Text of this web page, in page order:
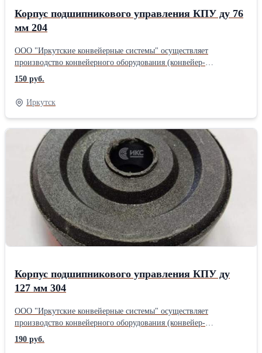
Корпус подшипникового управления КПУ ду 76
мм 204
ООО "Иркутские конвейерные системы" осуществляет
производство конвейерного оборудования (конвейер-
транспортёр, конвейерные ролики, роликоопоры, рольганги,
натяжные барабаны), резьбовых шпилек и анкерных болтов.
Подшипники используются в редукторах для подъёмных
механизмов, в редукторах антенных систем, в конвейерных
системах и др. Купить корпус подшипникового узла в Иркутске,
вы можете любым удобным для Вас способом. В наличии КПУ с
диаметром 76, 89, 102, 108, 127, 133, 159 мм.Производитель:
Ф.Б.Р.Ж
150 руб.
Иркутск
Корпус подшипникового управления КПУ ду
127 мм 304
ООО "Иркутские конвейерные системы" осуществляет
производство конвейерного оборудования (конвейер-
транспортёр, конвейерные ролики, роликоопоры, рольганги,
натяжные барабаны), резьбовых шпилек и анкерных болтов.
190 руб.